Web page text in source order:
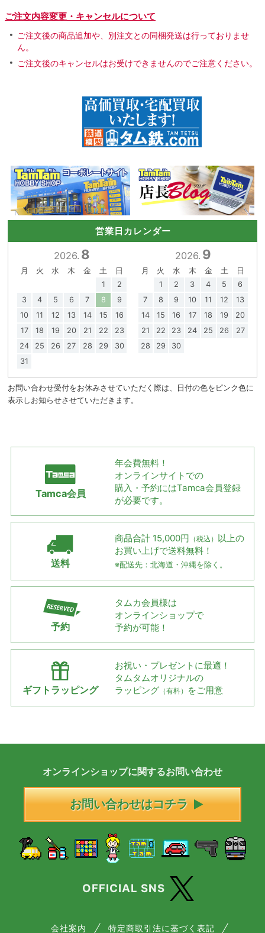
ご注文内容変更・キャンセルについて
ご注文後の商品追加や、別注文との同梱発送は行っておりませ
ん。
ご注文後のキャンセルはお受けできませんのでご注意ください。
営業日カレンダー
2026. 8
月 火 水 木 金 土
日
1
2
3
4 5 6 7 8
9
10
11 12 13 14 15
16
17
18 19 20 21 22
23
24
25 26 27 28 29
30
31
2026. 9
月 火 水 木 金 土
日
1
2 3 4 5
6
7
8 9 10 11 12
13
14
15 16 17 18 19
20
21
22 23 24 25 26
27
28
29 30
お問い合わせ受付をお休みさせていただく際は、日付の色をピンク色に
表示しお知らせさせていただきます。
Tamca会員
年会費無料！
オンラインサイトでの
購入・予約にはTamca会員登録
が必要です。
送料
商品合計 15,000円 （税込） 以上の
お買い上げで送料無料！
※配送先：北海道・沖縄を除く。
予約
タムカ会員様は
オンラインショップで
予約が可能！
ギフトラッピング
お祝い・プレゼントに最適！
タムタムオリジナルの
ラッピング （有料） をご用意
オンラインショップに関するお問い合わせ
お問い合わせはコチラ
OFFICIAL SNS
会社案内 特定商取引法に基づく表記